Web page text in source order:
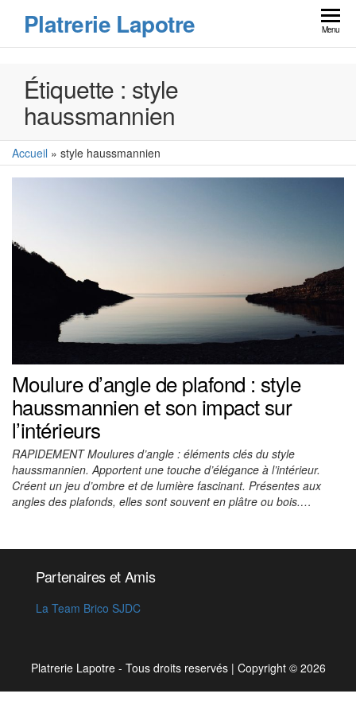
Platrerie Lapotre Menu
Étiquette : style
haussmannien
Accueil » style haussmannien
Moulure d’angle de plafond : style
haussmannien et son impact sur
l’intérieurs
RAPIDEMENT Moulures d’angle : éléments clés du style
haussmannien. Apportent une touche d’élégance à l’intérieur.
Créent un jeu d’ombre et de lumière fascinant. Présentes aux
angles des plafonds, elles sont souvent en plâtre ou bois.…
Partenaires et Amis
La Team Brico SJDC
Platrerie Lapotre - Tous droits reservés | Copyright © 2026